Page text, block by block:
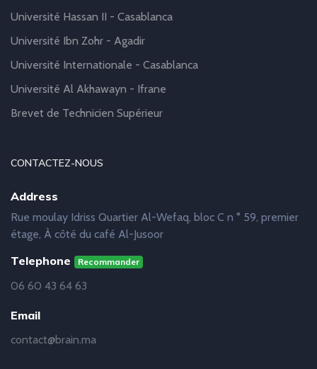
Université Hassan II - Casablanca
Université Ibn Zohr - Agadir
Université Internationale - Casablanca
Université Al Akhawayn - Ifrane
Brevet de Technicien Supérieur
CONTACTEZ-NOUS
Address
Rue moulay Idriss Quartier Al-Wefaq, bloc C n ° 59, premier
étage, À côté du café Al-Jusoor
Telephone Recommander
06 60 43 64 63
Email
contact@brain.ma